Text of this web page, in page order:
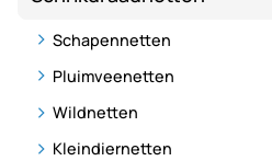
Schapennetten
Pluimveenetten
Wildnetten
Kleindiernetten